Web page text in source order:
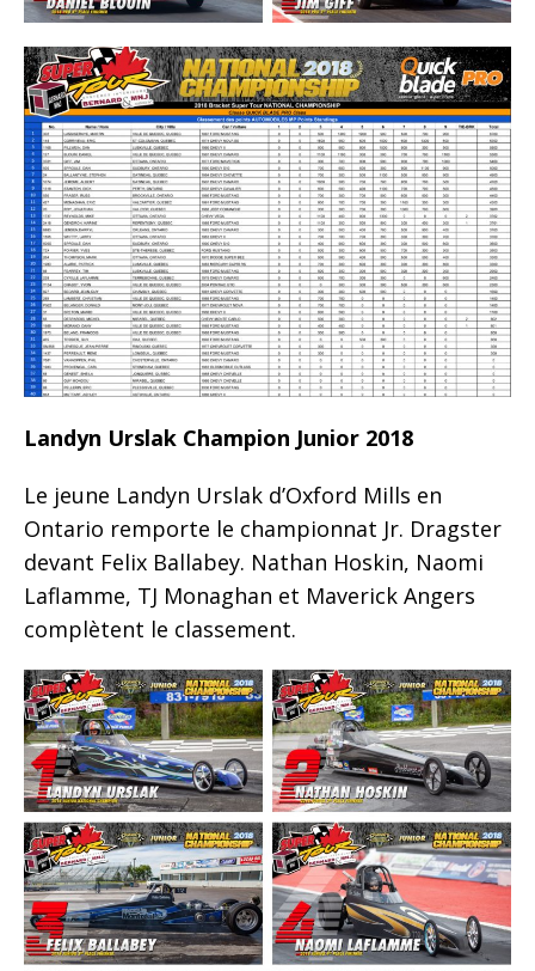
Landyn Urslak Champion Junior 2018
Le jeune Landyn Urslak d’Oxford Mills en
Ontario remporte le championnat Jr. Dragster
devant Felix Ballabey. Nathan Hoskin, Naomi
Laflamme, TJ Monaghan et Maverick Angers
complètent le classement.